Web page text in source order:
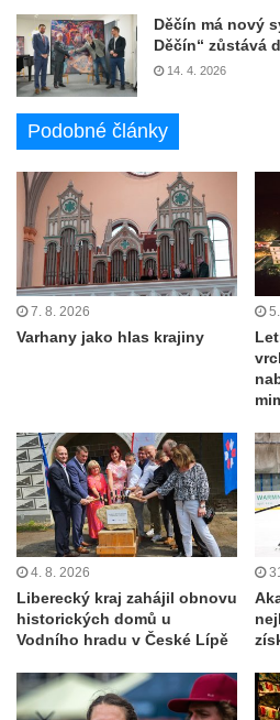
Děčín má nový
Děčín“ zůstává
14. 4. 2026
Podobné články
7. 8. 2026
Varhany jako hlas krajiny
4. 8. 2026
Liberecký kraj zahájil obnovu
historických domů u
Vodního hradu v České Lípě